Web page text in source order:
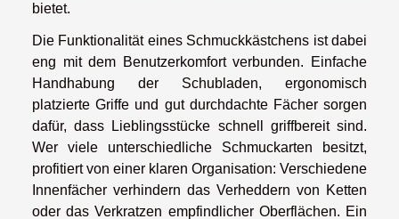
bietet.
Die Funktionalität eines Schmuckkästchens ist dabei
eng mit dem Benutzerkomfort verbunden. Einfache
Handhabung der Schubladen, ergonomisch
platzierte Griffe und gut durchdachte Fächer sorgen
dafür, dass Lieblingsstücke schnell griffbereit sind.
Wer viele unterschiedliche Schmuckarten besitzt,
profitiert von einer klaren Organisation: Verschiedene
Innenfächer verhindern das Verheddern von Ketten
oder das Verkratzen empfindlicher Oberflächen. Ein